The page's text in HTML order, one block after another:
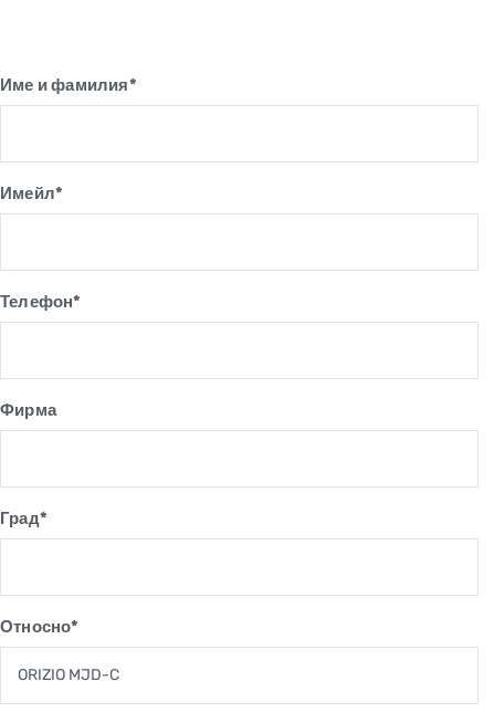
Име и фамилия*
Имейл*
Телефон*
Фирма
Град*
Относно*